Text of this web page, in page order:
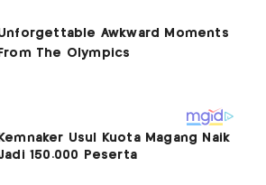
Kemnaker Usul Kuota Magang Naik
150.000 Peserta